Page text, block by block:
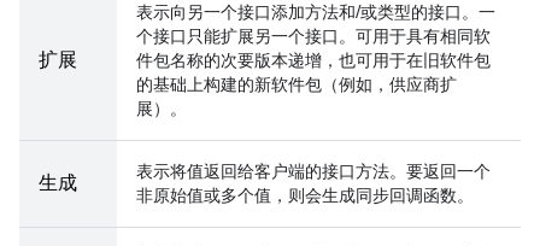
扩展
表示向另一个接口添加方法和/或类型的接口。一
个接口只能扩展另一个接口。可用于具有相同软
件包名称的次要版本递增，也可用于在旧软件包
的基础上构建的新软件包（例如，供应商扩
展）。
生成
表示将值返回给客户端的接口方法。要返回一个
非原始值或多个值，则会生成同步回调函数。